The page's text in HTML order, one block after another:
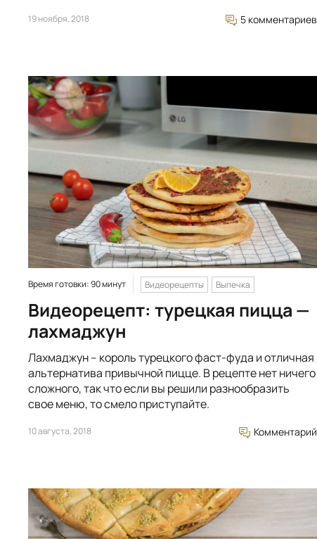
19 ноября, 2018 5 комментариев
Время готовки: 90 минут Видеорецепты Выпечка
Видеорецепт: турецкая пицца —
лахмаджун
Лахмаджун – король турецкого фаст-фуда и отличная
альтернатива привычной пицце. В рецепте нет ничего
сложного, так что если вы решили разнообразить
свое меню, то смело приступайте.
10 августа, 2018 Комментарий